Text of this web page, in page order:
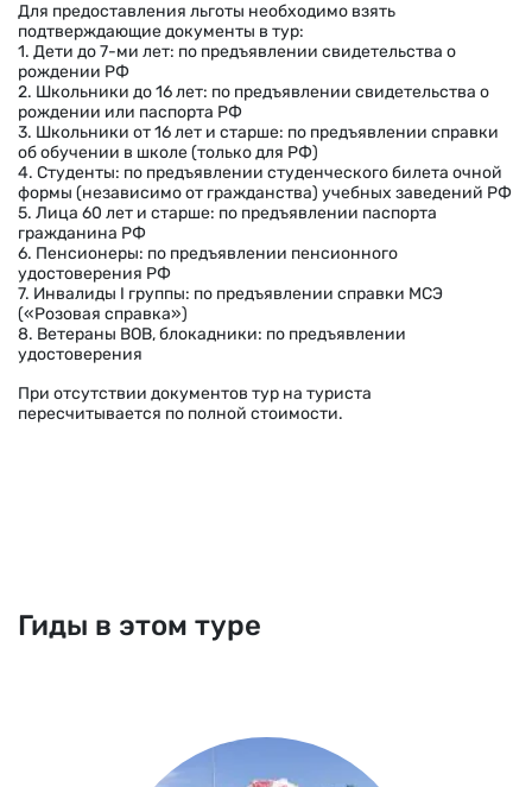
Гиды в этом туре
Для предоставления льготы необходимо взять
подтверждающие документы в тур:
1. Дети до 7-ми лет: по предъявлении свидетельства о
рождении РФ
2. Школьники до 16 лет: по предъявлении свидетельства о
рождении или паспорта РФ
3. Школьники от 16 лет и старше: по предъявлении справки
об обучении в школе (только для РФ)
4. Студенты: по предъявлении студенческого билета очной
формы (независимо от гражданства) учебных заведений РФ
5. Лица 60 лет и старше: по предъявлении паспорта
гражданина РФ
6. Пенсионеры: по предъявлении пенсионного
удостоверения РФ
7. Инвалиды I группы: по предъявлении справки МСЭ
(«Розовая справка»)
8. Ветераны ВОВ, блокадники: по предъявлении
удостоверения
При отсутствии документов тур на туриста
пересчитывается по полной стоимости.